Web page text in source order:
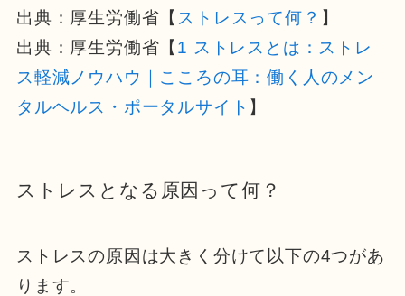
出典：厚生労働省【 ストレスって何？ 】
出典：厚生労働省【 1 ストレスとは：ストレ
ス軽減ノウハウ｜こころの耳：働く人のメン
タルヘルス・ポータルサイト 】
ストレスとなる原因って何？
ストレスの原因は大きく分けて以下の4つがあ
ります。